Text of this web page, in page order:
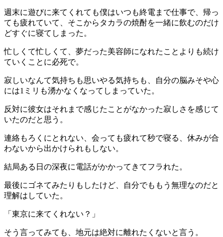
週末に遊びに来てくれても僕はいつも終電まで仕事で、帰っ
ても疲れていて、そこからタカラの焼酎を一緒に飲むのだけ
どすぐに寝てしまった。
忙しくて忙しくて、夢だった美容師になれたことよりも続け
ていくことに必死で。
寂しいなんて気持ちも思いやる気持ちも、自分の脳みそや心
には1ミリも湧かなくなってしまっていた。
反対に彼女はそれまで感じたことがなかった寂しさを感じて
いたのだと思う。
連絡もろくにとれない、会っても疲れて秒で寝る、休みが合
わないから出かけられもしない。
結局ある日の深夜に電話がかかってきてフラれた。
最後にゴネてみたりもしたけど、自分でももう無理なのだと
理解はしていた。
「東京に来てくれない？」
そう言ってみても、地元は絶対に離れたくないと言う。